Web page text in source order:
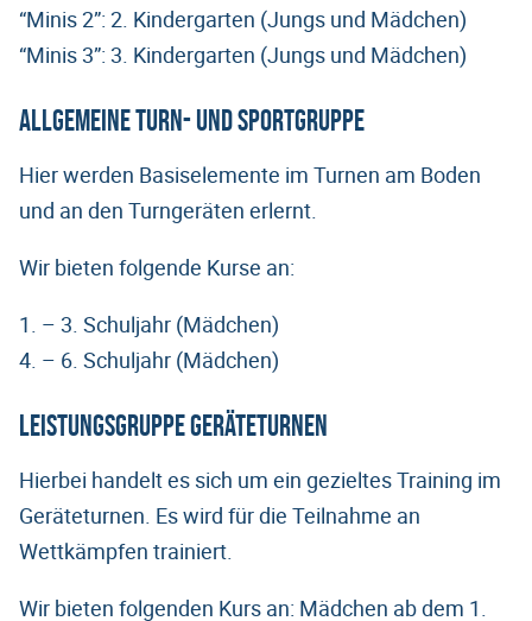
“Minis 2”: 2. Kindergarten (Jungs und Mädchen)
“Minis 3”: 3. Kindergarten (Jungs und Mädchen)
Allgemeine Turn- und Sportgruppe
Hier werden Basiselemente im Turnen am Boden
und an den Turngeräten erlernt.
Wir bieten folgende Kurse an:
1. – 3. Schuljahr (Mädchen)
4. – 6. Schuljahr (Mädchen)
Leistungsgruppe Geräteturnen
Hierbei handelt es sich um ein gezieltes Training im
Geräteturnen. Es wird für die Teilnahme an
Wettkämpfen trainiert.
Wir bieten folgenden Kurs an: Mädchen ab dem 1.